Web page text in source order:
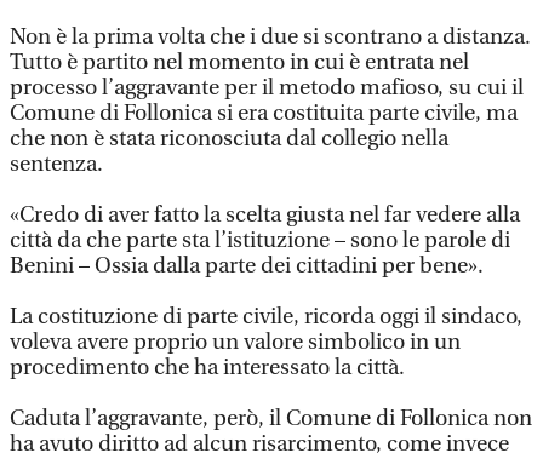
Non è la prima volta che i due si scontrano a distanza.
Tutto è partito nel momento in cui è entrata nel
processo l’aggravante per il metodo mafioso, su cui il
Comune di Follonica si era costituita parte civile, ma
che non è stata riconosciuta dal collegio nella
sentenza.
«Credo di aver fatto la scelta giusta nel far vedere alla
città da che parte sta l’istituzione – sono le parole di
Benini – Ossia dalla parte dei cittadini per bene».
La costituzione di parte civile, ricorda oggi il sindaco,
voleva avere proprio un valore simbolico in un
procedimento che ha interessato la città.
Caduta l’aggravante, però, il Comune di Follonica non
ha avuto diritto ad alcun risarcimento, come invece